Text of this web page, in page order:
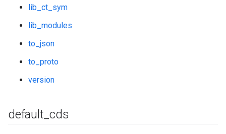
lib_ct_sym
lib_modules
to_json
to_proto
version
default _cds